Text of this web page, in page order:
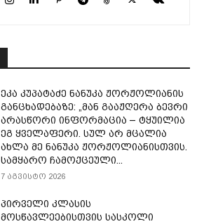
ეკა კუპატაძე ნანუკა ჟორჟოლიანის
განცხადებაზე: „მან გააჟღერა ბევრი
არასწორი ინფორმაცია – ტყუილია
ეგ ყველაფერი. სულ არ მცალია
ახლა მე ნანუკა ჟორჟოლიანისთვის.
სამყარო ჩამოქცეული...
7 აგვისტო 2026
პირველი კლასის
მოსწავლეებისთვის სასკოლი